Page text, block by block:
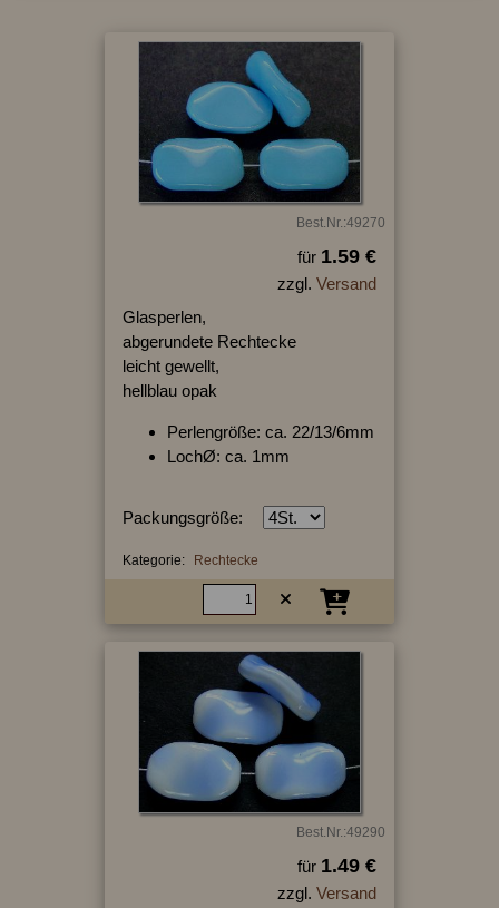
Best.Nr.:49270
für 1.59 €
zzgl. Versand
Glasperlen,
abgerundete Rechtecke
leicht gewellt,
hellblau opak
Perlengröße: ca. 22/13/6mm
LochØ: ca. 1mm
Packungsgröße:
Kategorie: Rechtecke
Best.Nr.:49290
für 1.49 €
zzgl. Versand